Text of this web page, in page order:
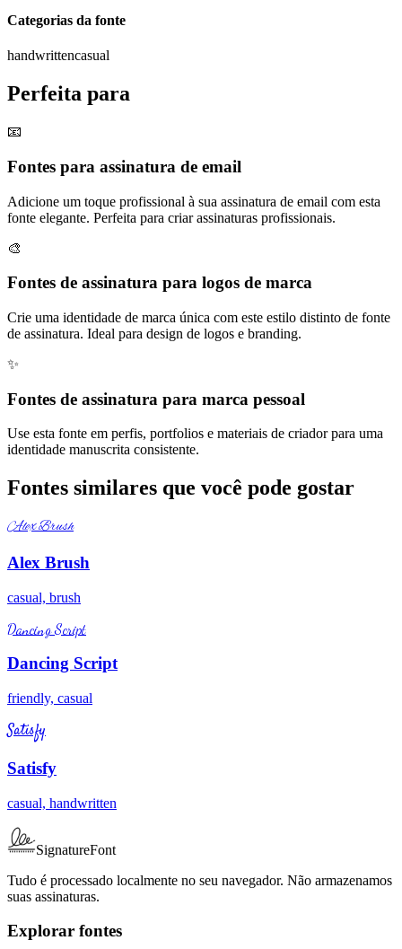
Categorias da fonte
handwrittencasual
Perfeita para
📧
Fontes para assinatura de email
Adicione um toque profissional à sua assinatura de email com esta
fonte elegante. Perfeita para criar assinaturas profissionais.
🎨
Fontes de assinatura para logos de marca
Crie uma identidade de marca única com este estilo distinto de fonte
de assinatura. Ideal para design de logos e branding.
✨
Fontes de assinatura para marca pessoal
Use esta fonte em perfis, portfolios e materiais de criador para uma
identidade manuscrita consistente.
Fontes similares que você pode gostar
Alex Brush
Alex Brush
casual, brush
Dancing Script
Dancing Script
friendly, casual
Satisfy
Satisfy
casual, handwritten
SignatureFont
Tudo é processado localmente no seu navegador. Não armazenamos
suas assinaturas.
Explorar fontes